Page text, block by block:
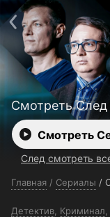
Смотреть След
Смотреть
След смотреть
Главная / Сериалы /
Детектив Криминал
Поддержка:support@24h.tv
О сервисе
Политика
Открыть
Установить на ТВ